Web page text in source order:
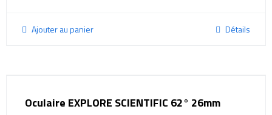
Ajouter au panier Détails
Oculaire EXPLORE SCIENTIFIC 62° 26mm